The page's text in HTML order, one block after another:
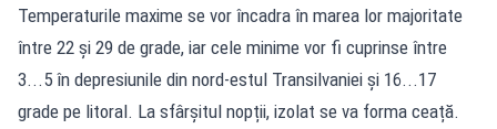
Temperaturile maxime se vor încadra în marea lor majoritate
între 22 și 29 de grade, iar cele minime vor fi cuprinse între
3...5 în depresiunile din nord-estul Transilvaniei și 16...17
grade pe litoral. La sfârșitul nopții, izolat se va forma ceață.